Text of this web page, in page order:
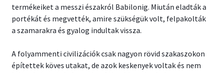
termékeiket a messzi északról Babilonig. Miután eladták a
portékát és megvették, amire szükségük volt, felpakolták
a szamarakra és gyalog indultak vissza.
A folyammenti civilizációk csak nagyon rövid szakaszokon
építettek köves utakat, de azok keskenyek voltak és nem